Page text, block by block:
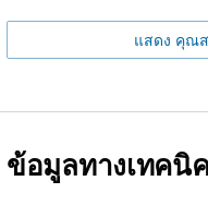
แสดง คุณ
ข้อมูลทางเทคนิ